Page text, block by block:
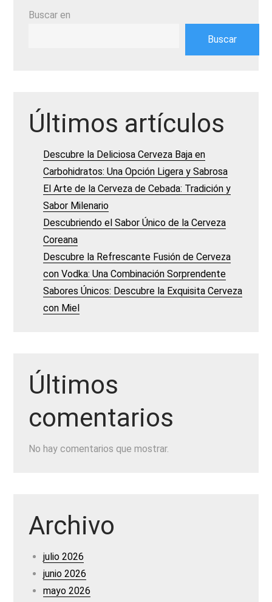
Buscar en
Buscar
Últimos artículos
Descubre la Deliciosa Cerveza Baja en
Carbohidratos: Una Opción Ligera y Sabrosa
El Arte de la Cerveza de Cebada: Tradición y
Sabor Milenario
Descubriendo el Sabor Único de la Cerveza
Coreana
Descubre la Refrescante Fusión de Cerveza
con Vodka: Una Combinación Sorprendente
Sabores Únicos: Descubre la Exquisita Cerveza
con Miel
Últimos
comentarios
No hay comentarios que mostrar.
Archivo
julio 2026
junio 2026
mayo 2026